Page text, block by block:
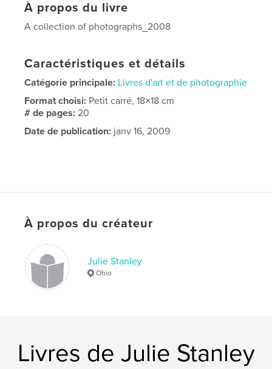
À propos du livre
A collection of photographs_2008
Caractéristiques et détails
Catégorie principale: Livres d'art et de photographie
Format choisi: Petit carré, 18×18 cm
# de pages:20
Date de publication: janv 16, 2009
À propos du créateur
Julie Stanley
Ohio
Livres de Julie Stanley